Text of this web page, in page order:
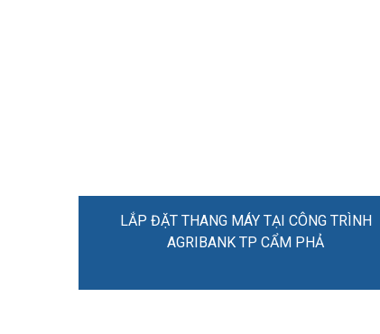
LẮP ĐẶT THANG MÁY TẠI CÔNG TRÌNH
AGRIBANK TP CẨM PHẢ